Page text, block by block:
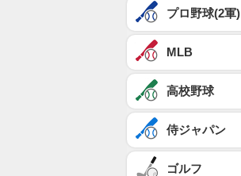
プロ野球(2軍)
MLB
高校野球
侍ジャパン
ゴルフ